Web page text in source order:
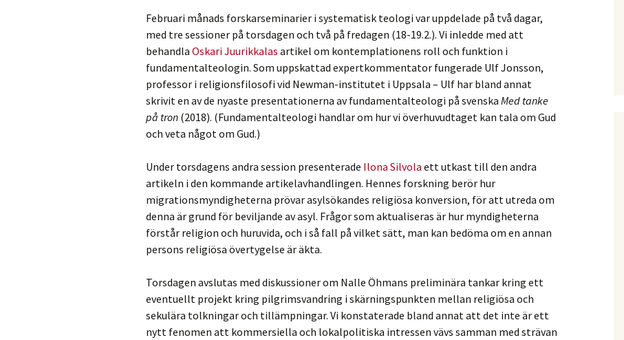
Februari månads forskarseminarier i systematisk teologi var uppdelade på två dagar,
med tre sessioner på torsdagen och två på fredagen (18-19.2.). Vi inledde med att
behandla Oskari Juurikkalas artikel om kontemplationens roll och funktion i
fundamentalteologin. Som uppskattad expertkommentator fungerade Ulf Jonsson,
professor i religionsfilosofi vid Newman-institutet i Uppsala – Ulf har bland annat
skrivit en av de nyaste presentationerna av fundamentalteologi på svenska Med tanke
på tron (2018). (Fundamentalteologi handlar om hur vi överhuvudtaget kan tala om Gud
och veta något om Gud.)
Under torsdagens andra session presenterade Ilona Silvola ett utkast till den andra
artikeln i den kommande artikelavhandlingen. Hennes forskning berör hur
migrationsmyndigheterna prövar asylsökandes religiösa konversion, för att utreda om
denna är grund för beviljande av asyl. Frågor som aktualiseras är hur myndigheterna
förstår religion och huruvida, och i så fall på vilket sätt, man kan bedöma om en annan
persons religiösa övertygelse är äkta.
Torsdagen avslutas med diskussioner om Nalle Öhmans preliminära tankar kring ett
eventuellt projekt kring pilgrimsvandring i skärningspunkten mellan religiösa och
sekulära tolkningar och tillämpningar. Vi konstaterade bland annat att det inte är ett
nytt fenomen att kommersiella och lokalpolitiska intressen vävs samman med strävan